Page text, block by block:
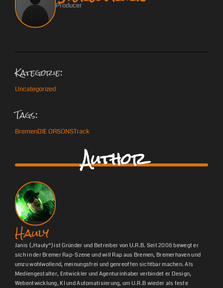
Producer
Kategorie:
Uncategorized
Tags:
BremenDIE ORSONSTrack
Author
Hauly
Janis („Hauly“) ist Gründer und Betreiber von U.R.B. Seit 2008 bewegt er
sich in der Bremer Rap-Szene und will Rap aus Bremen, Bremerhaven und
umzu wohlwollend, meinungsfrei und genreoffen sichtbar machen. Als
Mediengestalter, Entwickler und Agenturinhaber verbindet er Design,
Webentwicklung, KI und Automatisierung, um U.R.B wieder als feste